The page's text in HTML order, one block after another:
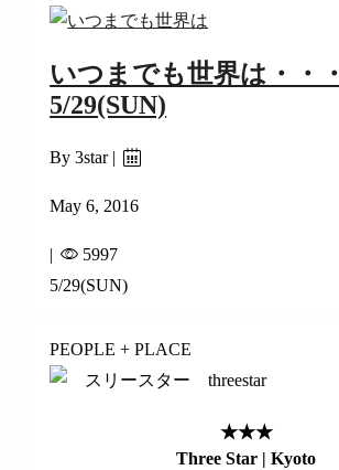
いつまでも世界は・・・
5/29(SUN)
By 3star |
May 6, 2016
|
5997
5/29(SUN)
PEOPLE + PLACE
★★★
Three Star | Kyoto